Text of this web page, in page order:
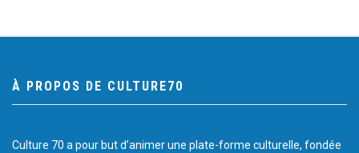
À PROPOS DE CULTURE70
Culture 70 a pour but d’animer une plate-forme culturelle, fondée